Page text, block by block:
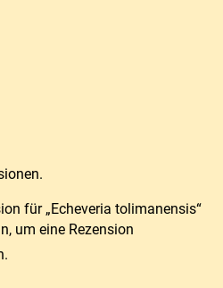
für „Echeveria tolimanensis“
um eine Rezension